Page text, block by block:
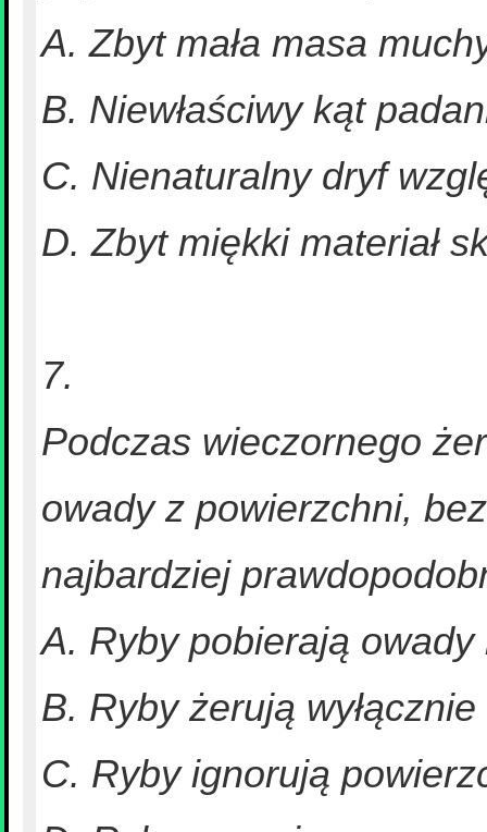
A. Zbyt mała masa
B. Niewłaściwy kąt
C. Nienaturalny dryf
D. Zbyt miękki materiał
7.
Podczas wieczornego
owady z powierzchni,
najbardziej
A. Ryby pobierają
B. Ryby żerują
C. Ryby ignorują